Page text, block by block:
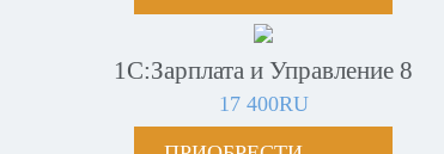
1С:Зарплата и Управление 8
17 400RU